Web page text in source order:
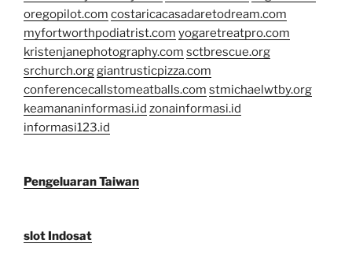
oregopilot.com costaricacasadaretodream.com
myfortworthpodiatrist.com yogaretreatpro.com
kristenjanephotography.com sctbrescue.org
srchurch.orggiantrusticpizza.com
conferencecallstomeatballs.com stmichaelwtby.org
keamananinformasi.id zonainformasi.id
informasi123.id
Pengeluaran Taiwan
slot Indosat